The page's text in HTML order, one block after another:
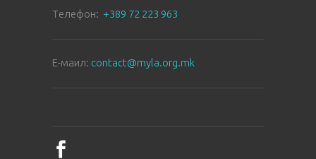
Tелефон: +389 72 223 963
E-маил: contact@myla.org.mk